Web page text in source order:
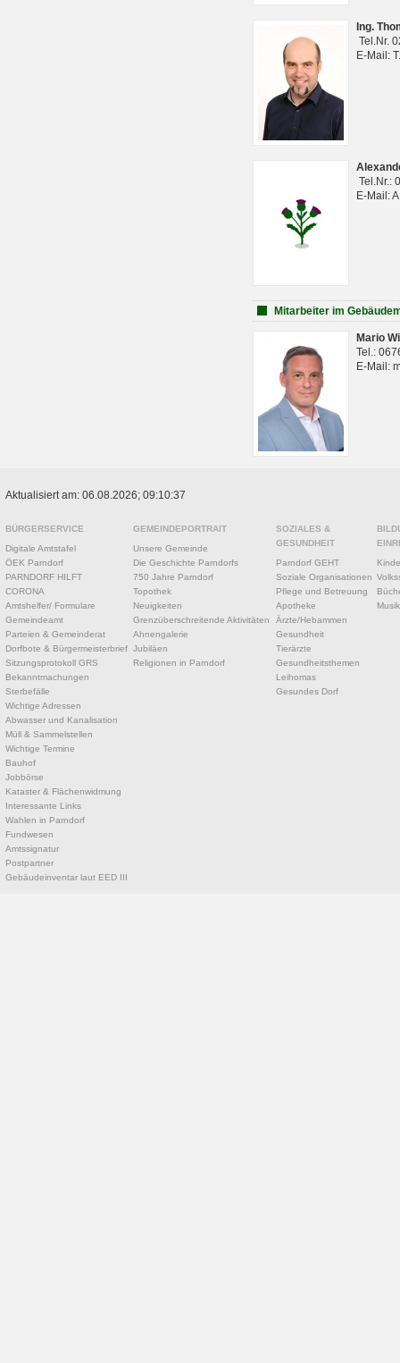
Ing.
Tel.Nr.
E-Mail:
Tel.Nr.:
E-Mail:
Mitarbeiter im
Mario
Tel.:
E-Mail:
Aktualisiert am: 06.08.2026; 09:10:37
BÜRGERSERVICE
Digitale Amtstafel
ÖEK Parndorf
PARNDORF HILFT
CORONA
Amtshelfer/ Formulare
Gemeindeamt
Parteien & Gemeinderat
Dorfbote & Bürgermeisterbrief
Sitzungsprotokoll GRS
Bekanntmachungen
Sterbefälle
Wichtige Adressen
Abwasser und Kanalisation
Müll & Sammelstellen
Wichtige Termine
Bauhof
Jobbörse
Kataster & Flächenwidmung
Interessante Links
Wahlen in Parndorf
Fundwesen
Amtssignatur
Postpartner
Gebäudeinventar laut EED III
GEMEINDEPORTRAIT
Unsere Gemeinde
Die Geschichte Parndorfs
750 Jahre Parndorf
Topothek
Neuigkeiten
Grenzüberschreitende Aktivitäten
Ahnengalerie
Jubiläen
Religionen in Parndorf
SOZIALES &
GESUNDHEIT
Parndorf GEHT
Soziale Organisationen
Pflege und Betreuung
Apotheke
Ärzte/Hebammen
Gesundheit
Tierärzte
Gesundheitsthemen
Leihomas
Gesundes Dorf